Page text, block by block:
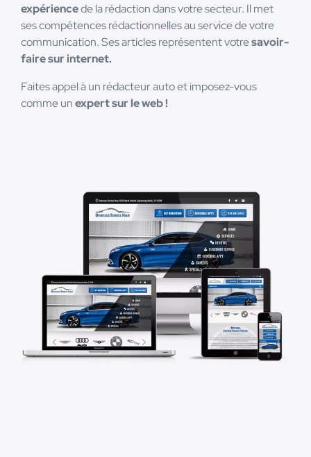
expériencede la rédaction dans votre secteur. Il met
ses compétences rédactionnelles au service de votre
communication. Ses articles représentent votresavoir-
faire sur internet.
Faites appel à un rédacteur auto et imposez-vous
comme unexpert sur le web !